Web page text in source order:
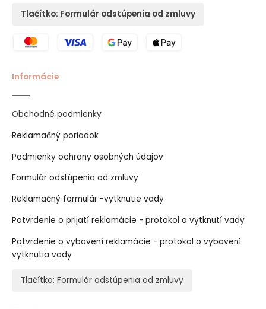
Tlačítko: Formulár odstúpenia od zmluvy
Informácie
Obchodné podmienky
Reklamačný poriadok
Podmienky ochrany osobných údajov
Formulár odstúpenia od zmluvy
Reklamačný formulár -vytknutie vady
Potvrdenie o prijatí reklamácie - protokol o vytknutí vady
Potvrdenie o vybavení reklamácie - protokol o vybavení
vytknutia vady
Tlačítko: Formulár odstúpenia od zmluvy